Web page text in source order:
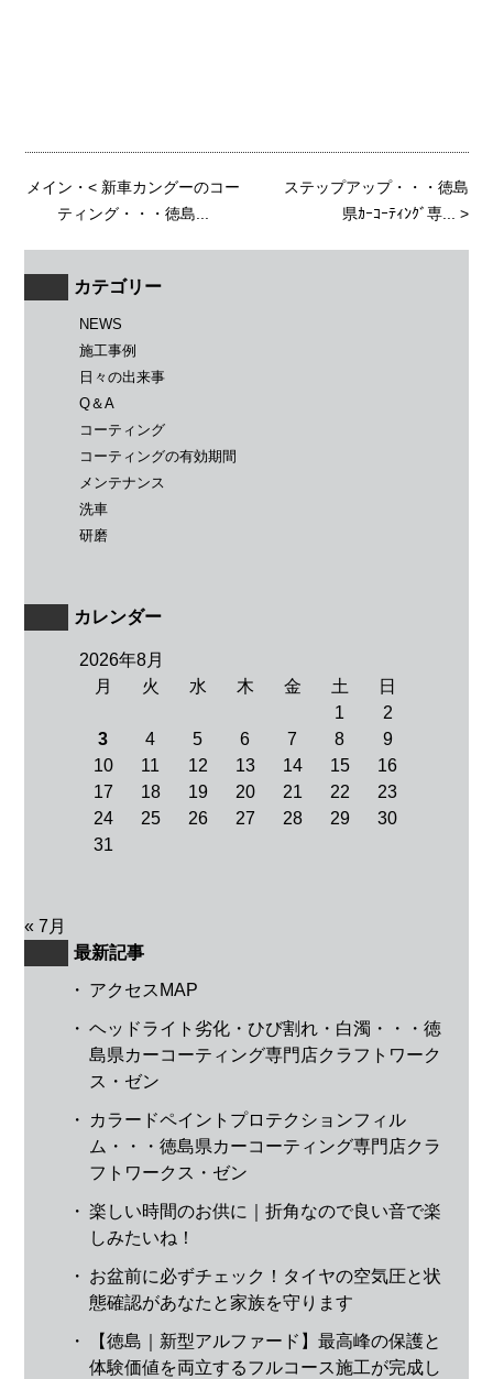
メイン ・< 新車カングーのコー
ティング・・・徳島...
ステップアップ・・・徳島
県ｶｰｺｰﾃｨﾝｸﾞ専...
>
カテゴリー
NEWS
施工事例
日々の出来事
Q＆A
コーティング
コーティングの有効期間
メンテナンス
洗車
研磨
カレンダー
2026年8月
月
火 水 木 金 土
日
1
2
3
4 5 6 7 8
9
10
11 12 13 14 15
16
17
18 19 20 21 22
23
24
25 26 27 28 29
30
31
« 7月
最新記事
・ アクセスMAP
・ ヘッドライト劣化・ひび割れ・白濁・・・徳
島県カーコーティング専門店クラフトワーク
ス・ゼン
・
カラードペイントプロテクションフィル
ム・・・徳島県カーコーティング専門店クラ
フトワークス・ゼン
・ 楽しい時間のお供に｜折角なので良い音で楽
しみたいね！
・ お盆前に必ずチェック！タイヤの空気圧と状
態確認があなたと家族を守ります
・
【徳島｜新型アルファード】最高峰の保護と
体験価値を両立するフルコース施工が完成し